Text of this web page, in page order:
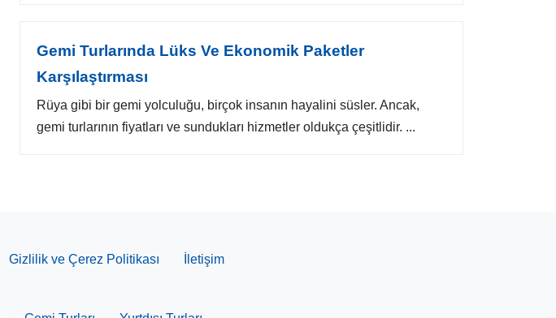
Gemi Turlarında Lüks Ve Ekonomik Paketler
Karşılaştırması
Rüya gibi bir gemi yolculuğu, birçok insanın hayalini süsler. Ancak,
gemi turlarının fiyatları ve sundukları hizmetler oldukça çeşitlidir. ...
Gizlilik ve Çerez Politikası İletişim